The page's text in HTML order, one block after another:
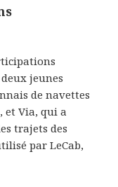
deux jeunes
de navettes
, et Via, qui a
trajets des
par LeCab,